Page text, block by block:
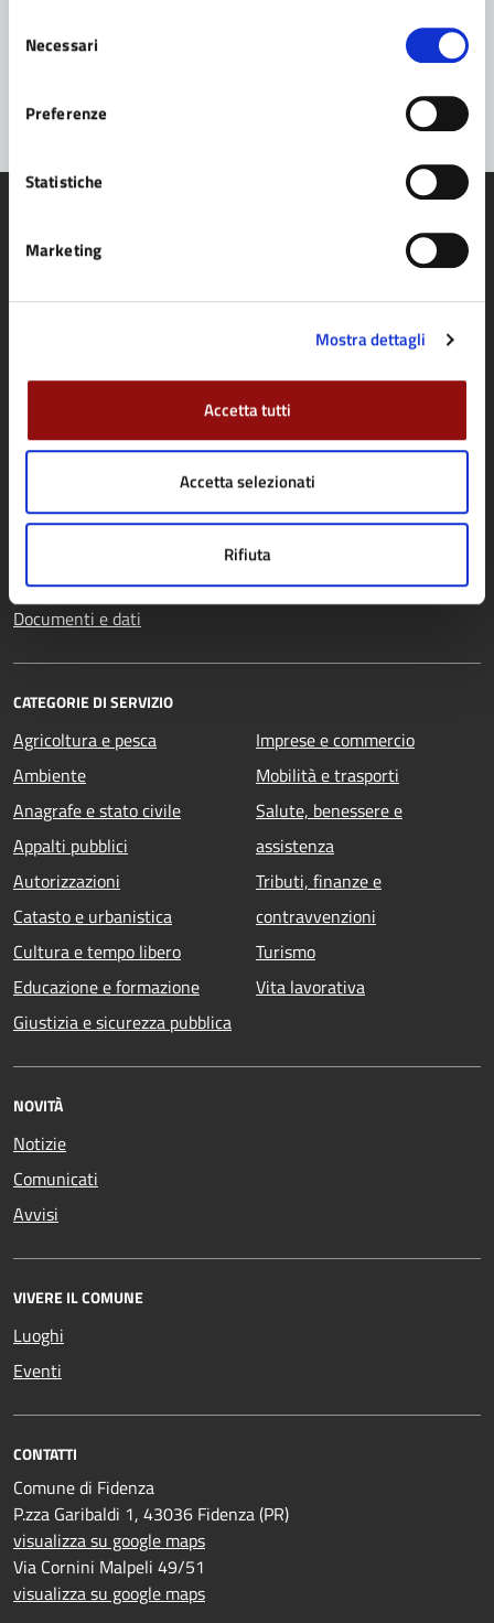
delNecessari
Preferenze
Statistiche
Marketing
Mostra dettagli
Accetta tutti
Accetta selezionati
Rifiuta
Problemi in città
Comune di Fidenza
Aree amministrative
Enti e fondazioni
Personale amministrativo
Documenti e dati
CATEGORIE DI SERVIZIO
Agricoltura e pesca
Ambiente
Anagrafe e stato civile
Appalti pubblici
Autorizzazioni
Catasto e urbanistica
Cultura e tempo libero
Educazione e formazione
Giustizia e sicurezza pubblica
Imprese e commercio
Mobilità e trasporti
Salute, benessere e
assistenza
Tributi, finanze e
contravvenzioni
Turismo
Vita lavorativa
NOVITÀ
Notizie
Comunicati
Avvisi
VIVERE IL COMUNE
Luoghi
Eventi
CONTATTI
Comune di Fidenza
P.zza Garibaldi 1, 43036 Fidenza (PR)
visualizza su google maps
Via Cornini Malpeli 49/51
visualizza su google maps